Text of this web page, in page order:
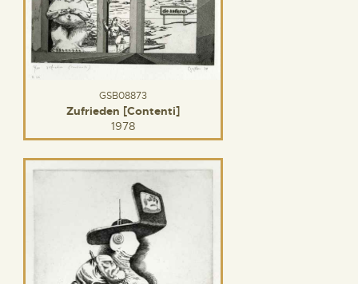
GSB08873
Zufrieden [Contenti]
1978